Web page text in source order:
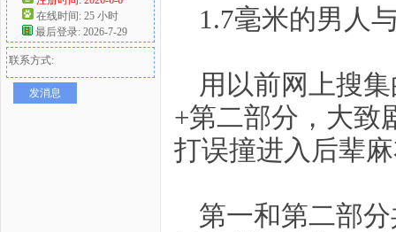
好
在线时间: 25 小时
最后登录: 2026-7-29
联系方式:
发消息
1.7毫米的男人
用以前网上搜
+第二部分，大致
打误撞进入后辈
第一和第二部